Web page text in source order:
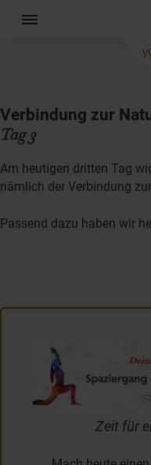
Verbindung zur
Tag 3
Am heutigen dritten Tag
nämlich der Verbindung
Passend dazu haben wir
Zeit für